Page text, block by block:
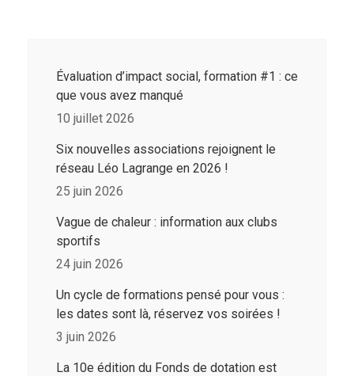
Évaluation d’impact social, formation #1 : ce
que vous avez manqué
10 juillet 2026
Six nouvelles associations rejoignent le
réseau Léo Lagrange en 2026 !
25 juin 2026
Vague de chaleur : information aux clubs
sportifs
24 juin 2026
Un cycle de formations pensé pour vous :
les dates sont là, réservez vos soirées !
3 juin 2026
La 10e édition du Fonds de dotation est